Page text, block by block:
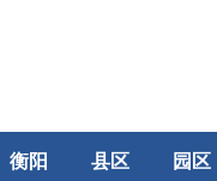
衡阳 县区 园区